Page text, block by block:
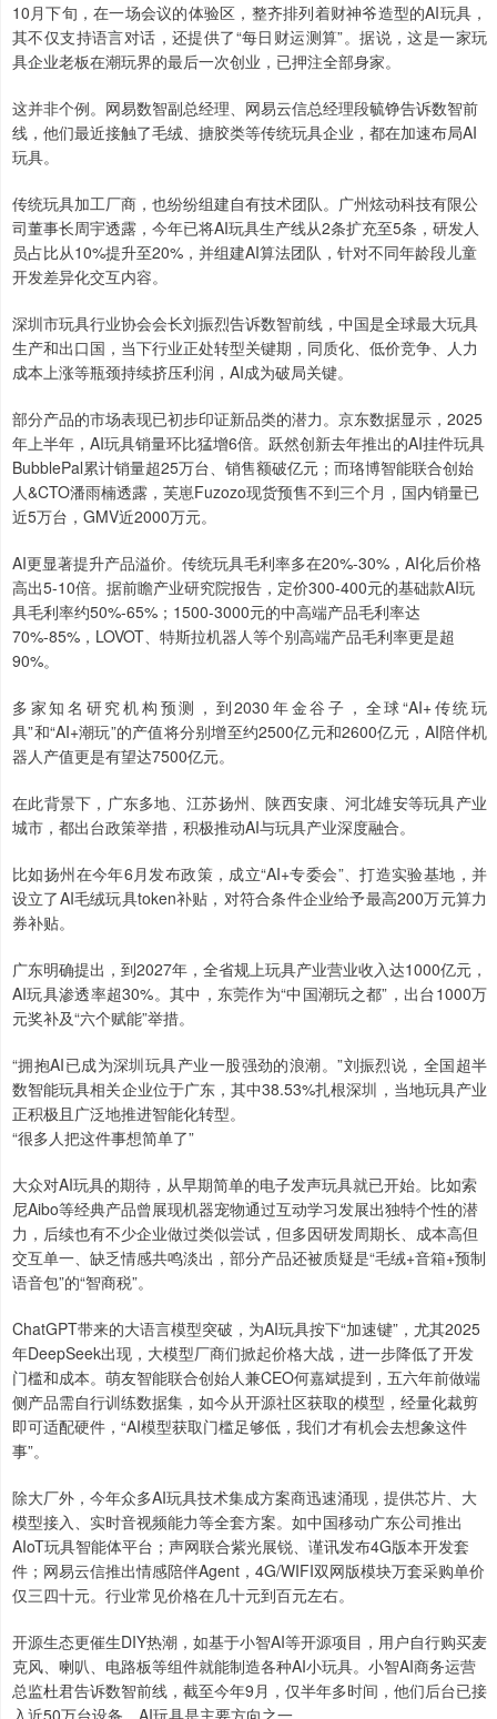
10月下旬，在一场会议的体验区，整齐排列着财神爷造型的AI玩具，
其不仅支持语言对话，还提供了“每日财运测算”。据说，这是一家玩
具企业老板在潮玩界的最后一次创业，已押注全部身家。
这并非个例。网易数智副总经理、网易云信总经理段毓铮告诉数智前
线，他们最近接触了毛绒、搪胶类等传统玩具企业，都在加速布局AI
玩具。
传统玩具加工厂商，也纷纷组建自有技术团队。广州炫动科技有限公
司董事长周宇透露，今年已将AI玩具生产线从2条扩充至5条，研发人
员占比从10%提升至20%，并组建AI算法团队，针对不同年龄段儿童
开发差异化交互内容。
深圳市玩具行业协会会长刘振烈告诉数智前线，中国是全球最大玩具
生产和出口国，当下行业正处转型关键期，同质化、低价竞争、人力
成本上涨等瓶颈持续挤压利润，AI成为破局关键。
部分产品的市场表现已初步印证新品类的潜力。京东数据显示，2025
年上半年，AI玩具销量环比猛增6倍。跃然创新去年推出的AI挂件玩具
BubblePal累计销量超25万台、销售额破亿元；而珞博智能联合创始
人&CTO潘雨楠透露，芙崽Fuzozo现货预售不到三个月，国内销量已
近5万台，GMV近2000万元。
AI更显著提升产品溢价。传统玩具毛利率多在20%-30%，AI化后价格
高出5-10倍。据前瞻产业研究院报告，定价300-400元的基础款AI玩
具毛利率约50%-65%；1500-3000元的中高端产品毛利率达
70%-85%，LOVOT、特斯拉机器人等个别高端产品毛利率更是超
90%。
多家知名研究机构预测，到2030年金谷子，全球“AI+传统玩
具”和“AI+潮玩”的产值将分别增至约2500亿元和2600亿元，AI陪伴机
器人产值更是有望达7500亿元。
在此背景下，广东多地、江苏扬州、陕西安康、河北雄安等玩具产业
城市，都出台政策举措，积极推动AI与玩具产业深度融合。
比如扬州在今年6月发布政策，成立“AI+专委会”、打造实验基地，并
设立了AI毛绒玩具token补贴，对符合条件企业给予最高200万元算力
券补贴。
广东明确提出，到2027年，全省规上玩具产业营业收入达1000亿元，
AI玩具渗透率超30%。其中，东莞作为“中国潮玩之都”，出台1000万
元奖补及“六个赋能”举措。
“拥抱AI已成为深圳玩具产业一股强劲的浪潮。”刘振烈说，全国超半
数智能玩具相关企业位于广东，其中38.53%扎根深圳，当地玩具产业
正积极且广泛地推进智能化转型。
“很多人把这件事想简单了”
大众对AI玩具的期待，从早期简单的电子发声玩具就已开始。比如索
尼Aibo等经典产品曾展现机器宠物通过互动学习发展出独特个性的潜
力，后续也有不少企业做过类似尝试，但多因研发周期长、成本高但
交互单一、缺乏情感共鸣淡出，部分产品还被质疑是“毛绒+音箱+预制
语音包”的“智商税”。
ChatGPT带来的大语言模型突破，为AI玩具按下“加速键”，尤其2025
年DeepSeek出现，大模型厂商们掀起价格大战，进一步降低了开发
门槛和成本。萌友智能联合创始人兼CEO何嘉斌提到，五六年前做端
侧产品需自行训练数据集，如今从开源社区获取的模型，经量化裁剪
即可适配硬件，“AI模型获取门槛足够低，我们才有机会去想象这件
事”。
除大厂外，今年众多AI玩具技术集成方案商迅速涌现，提供芯片、大
模型接入、实时音视频能力等全套方案。如中国移动广东公司推出
AIoT玩具智能体平台；声网联合紫光展锐、谨讯发布4G版本开发套
件；网易云信推出情感陪伴Agent，4G/WIFI双网版模块万套采购单价
仅三四十元。行业常见价格在几十元到百元左右。
开源生态更催生DIY热潮，如基于小智AI等开源项目，用户自行购买麦
克风、喇叭、电路板等组件就能制造各种AI小玩具。小智AI商务运营
总监杜君告诉数智前线，截至今年9月，仅半年多时间，他们后台已接